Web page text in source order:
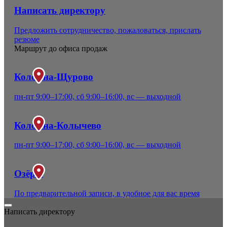
Написать директору
Предложить сотрудничество, пожаловаться, прислать
резюме
Маршрут до офиса продаж
Коломна-Щурово
пн-пт 9:00–17:00, сб 9:00–16:00, вс — выходной
Коломна-Колычево
пн-пт 9:00–17:00, сб 9:00–16:00, вс — выходной
Озёры
По предварительной записи, в удобное для вас время
Написать директору